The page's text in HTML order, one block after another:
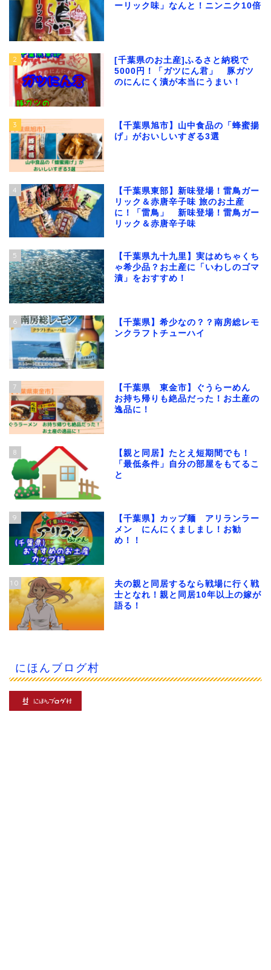
ーリック味」なんと！ニンニク10倍
2
[千葉県のお土産]ふるさと納税で
5000円！「ガツにん君」 豚ガツ
のにんにく漬が本当にうまい！
3
【千葉県旭市】山中食品の「蜂蜜揚
げ」がおいしいすぎる3選
4
【千葉県東部】新味登場！雷鳥ガー
リック＆赤唐辛子味 旅のお土産
に！「雷鳥」 新味登場！雷鳥ガー
リック＆赤唐辛子味
5
【千葉県九十九里】実はめちゃくち
ゃ希少品？お土産に「いわしのゴマ
漬」をおすすめ！
6
【千葉県】希少なの？？南房総レモ
ンクラフトチューハイ
7
【千葉県 東金市】ぐうらーめん
お持ち帰りも絶品だった！お土産の
逸品に！
8
【親と同居】たとえ短期間でも！
「最低条件」自分の部屋をもてるこ
と
9
【千葉県】カップ麺 アリランラー
メン にんにくましまし！お勧
め！！
10
夫の親と同居するなら戦場に行く戦
士となれ！親と同居10年以上の嫁が
語る！
にほんブログ村